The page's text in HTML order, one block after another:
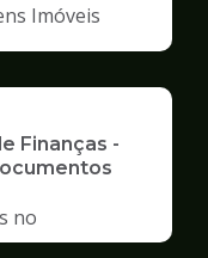
Imóveis
Finanças -
no